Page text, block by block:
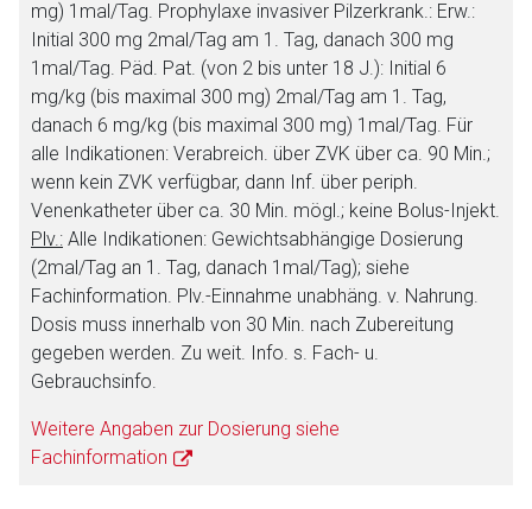
mg) 1mal/Tag. Prophylaxe invasiver Pilzerkrank.: Erw.:
Initial 300 mg 2mal/Tag am 1. Tag, danach 300 mg
1mal/Tag. Päd. Pat. (von 2 bis unter 18 J.): Initial 6
mg/kg (bis maximal 300 mg) 2mal/Tag am 1. Tag,
danach 6 mg/kg (bis maximal 300 mg) 1mal/Tag. Für
alle Indikationen: Verabreich. über ZVK über ca. 90 Min.;
wenn kein ZVK verfügbar, dann Inf. über periph.
Venenkatheter über ca. 30 Min. mögl.; keine Bolus-Injekt.
Plv.: Alle Indikationen: Gewichtsabhängige Dosierung
(2mal/Tag an 1. Tag, danach 1mal/Tag); siehe
Fachinformation. Plv.-Einnahme unabhäng. v. Nahrung.
Dosis muss innerhalb von 30 Min. nach Zubereitung
gegeben werden. Zu weit. Info. s. Fach- u.
Gebrauchsinfo.
Weitere Angaben zur Dosierung siehe
Fachinformation